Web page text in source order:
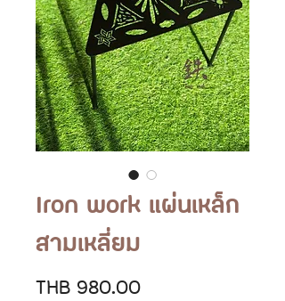
Iron work แผ่นเหล็ก
สามเหลี่ยม
THB 980.00Price